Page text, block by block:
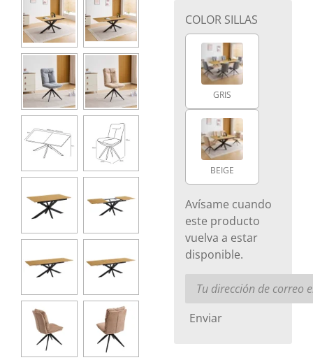
COLOR SILLAS
GRIS
BEIGE
Avísame cuando
este producto
vuelva a estar
disponible.
Enviar